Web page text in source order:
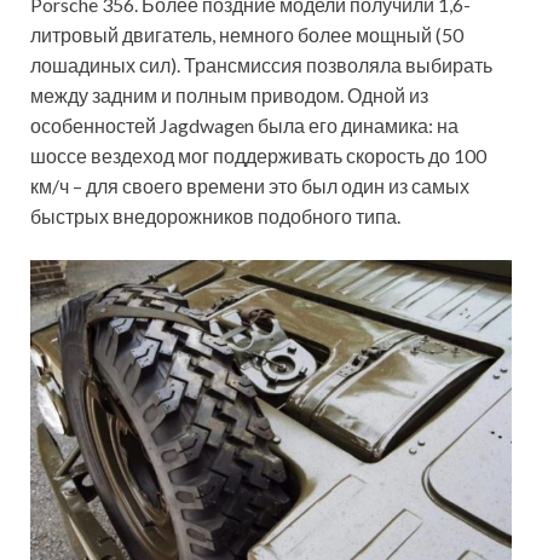
литровый двигатель, немного более мощный (50
лошадиных сил). Трансмиссия позволяла выбирать
между задним и полным приводом. Одной из
особенностей Jagdwagen была его динамика: на
шоссе вездеход мог поддерживать скорость до 100
км/ч – для своего времени это был один из самых
быстрых внедорожников подобного типа.